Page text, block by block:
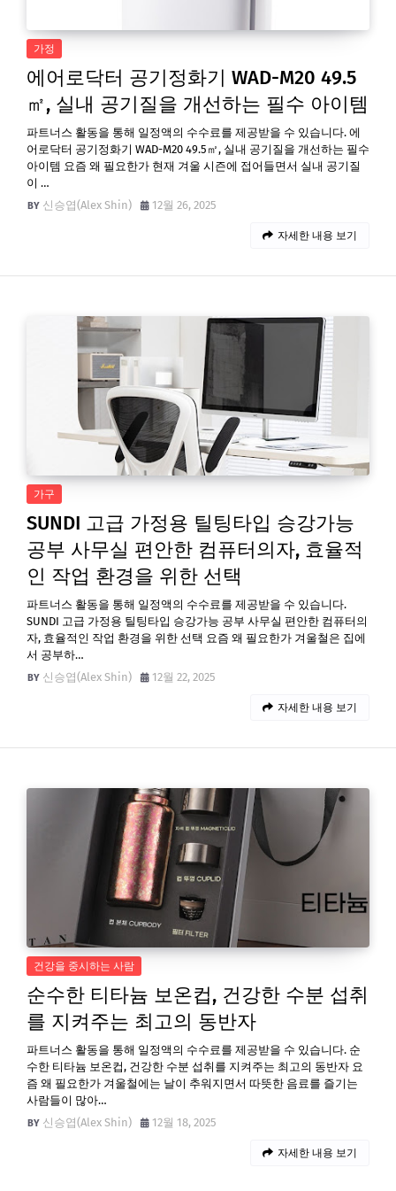
가정
에어로닥터 공기정화기 WAD-M20 49.5
㎡, 실내 공기질을 개선하는 필수 아이템
파트너스 활동을 통해 일정액의 수수료를 제공받을 수 있습니다. 에
어로닥터 공기정화기 WAD-M20 49.5㎡, 실내 공기질을 개선하는 필수
아이템 요즘 왜 필요한가 현재 겨울 시즌에 접어들면서 실내 공기질
이 …
신승엽(Alex Shin)
12월 26, 2025
자세한 내용 보기
가구
SUNDI 고급 가정용 틸팅타입 승강가능
공부 사무실 편안한 컴퓨터의자, 효율적
인 작업 환경을 위한 선택
파트너스 활동을 통해 일정액의 수수료를 제공받을 수 있습니다.
SUNDI 고급 가정용 틸팅타입 승강가능 공부 사무실 편안한 컴퓨터의
자, 효율적인 작업 환경을 위한 선택 요즘 왜 필요한가 겨울철은 집에
서 공부하…
신승엽(Alex Shin)
12월 22, 2025
자세한 내용 보기
건강을 중시하는 사람
순수한 티타늄 보온컵, 건강한 수분 섭취
를 지켜주는 최고의 동반자
파트너스 활동을 통해 일정액의 수수료를 제공받을 수 있습니다. 순
수한 티타늄 보온컵, 건강한 수분 섭취를 지켜주는 최고의 동반자 요
즘 왜 필요한가 겨울철에는 날이 추워지면서 따뜻한 음료를 즐기는
사람들이 많아…
신승엽(Alex Shin)
12월 18, 2025
자세한 내용 보기